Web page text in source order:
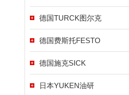
德国TURCK图尔克
德国费斯托FESTO
德国施克SICK
日本YUKEN油研